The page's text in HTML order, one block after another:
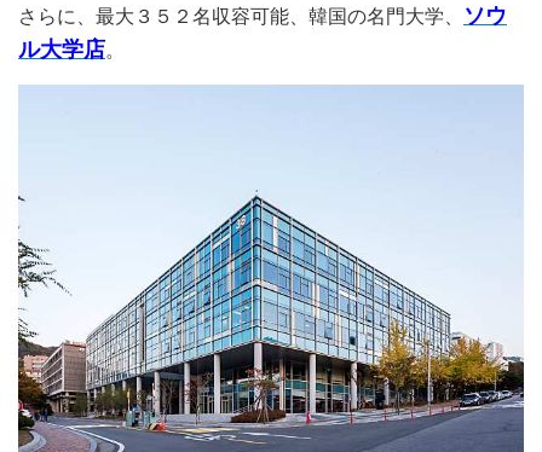
さらに、最大３５２名収容可能、韓国の名門大学、
ソウ
ル大学店。